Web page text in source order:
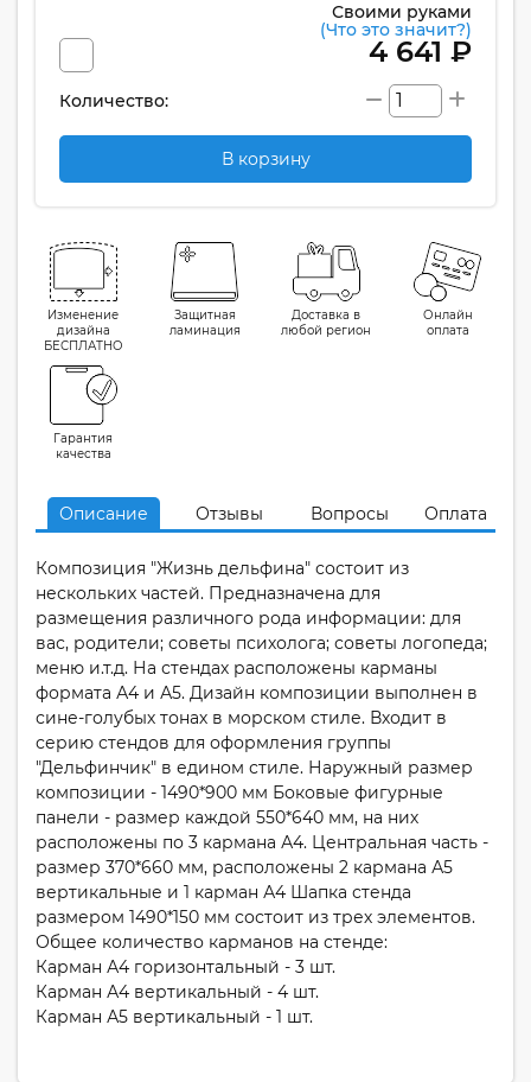
Своими руками
(Что это значит?)
4 641 ₽
Количество:
В корзину
Изменение
дизайна
БЕСПЛАТНО
Защитная
ламинация
Доставка в
любой регион
Онлайн
оплата
Гарантия
качества
Описание Отзывы Вопросы Оплата
Композиция "Жизнь дельфина" состоит из
нескольких частей. Предназначена для
размещения различного рода информации: для
вас, родители; советы психолога; советы логопеда;
меню и.т.д. На стендах расположены карманы
формата А4 и А5. Дизайн композиции выполнен в
сине-голубых тонах в морском стиле. Входит в
серию стендов для оформления группы
"Дельфинчик" в едином стиле. Наружный размер
композиции - 1490*900 мм Боковые фигурные
панели - размер каждой 550*640 мм, на них
расположены по 3 кармана А4. Центральная часть -
размер 370*660 мм, расположены 2 кармана А5
вертикальные и 1 карман А4 Шапка стенда
размером 1490*150 мм состоит из трех элементов.
Общее количество карманов на стенде:
Карман А4 горизонтальный - 3 шт.
Карман А4 вертикальный - 4 шт.
Карман А5 вертикальный - 1 шт.